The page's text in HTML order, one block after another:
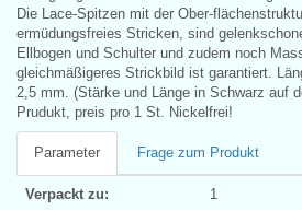
Die Lace-Spitzen mit der Ober-
ermüdungsfreies Stricken, sind
Ellbogen und Schulter und zudem noch
gleichmäßigeres Strickbild ist garantiert.
2,5 mm. (Stärke und Länge in Schwarz auf
Prudukt, preis pro 1 St. Nickelfrei!
Parameter Frage zum Produkt
Verpackt zu: 1